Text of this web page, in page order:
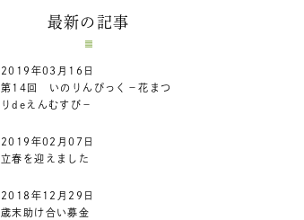
最新の記事
2019年03月16日
第14回 いのりんぴっく－花まつ
りdeえんむすび－
2019年02月07日
立春を迎えました
2018年12月29日
歳末助け合い募金